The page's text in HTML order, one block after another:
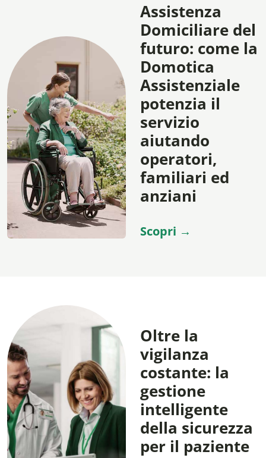
Assistenza
Domiciliare del
futuro: come la
Domotica
Assistenziale
potenzia il
servizio
aiutando
operatori,
familiari ed
anziani
Scopri →
Oltre la
vigilanza
costante: la
gestione
intelligente
della sicurezza
per il paziente